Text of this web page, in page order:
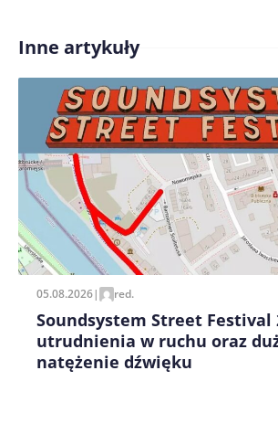
Treść komentarza*
Zapamiętaj moje dane w tej
pisania kolejnych komentarzy.
Inne artykuły
05.08.2026| red.
Soundsystem Street Festival
utrudnienia w ruchu oraz
natężenie dźwięku